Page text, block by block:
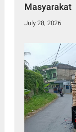
Masyarakat
July 28, 2026